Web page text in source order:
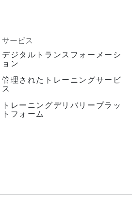
サービス
デジタルトランスフォーメーシ
ョン
管理されたトレーニングサービ
ス
トレーニングデリバリープラッ
トフォーム